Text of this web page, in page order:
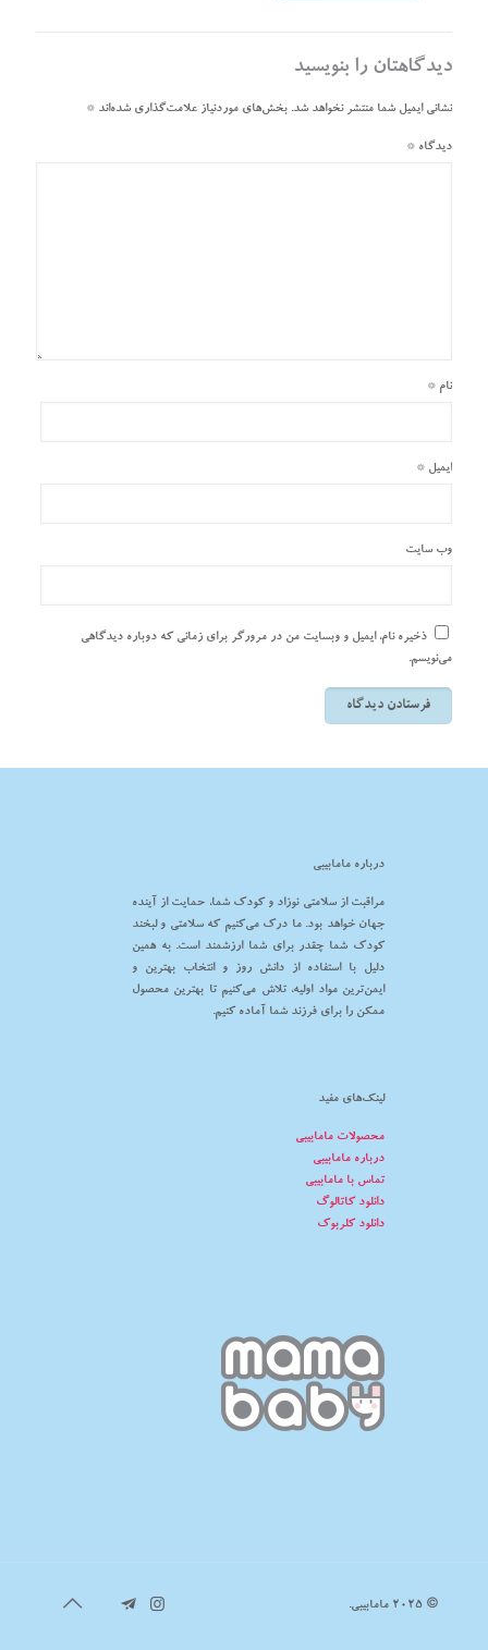
دیدگاهتان را بنویسید
نشانی ایمیل شما منتشر نخواهد شد. بخش‌های موردنیاز علامت‌گذاری شده‌اند *
دیدگاه *
نام *
ایمیل *
وب‌ سایت
ذخیره نام، ایمیل و وبسایت من در مرورگر برای زمانی که دوباره دیدگاهی
می‌نویسم.
درباره مامابیبی
مراقبت از سلامتی نوزاد و کودک شما، حمایت از آینده
جهان خواهد بود. ما درک می‌کنیم که سلامتی و لبخند
کودک شما چقدر برای شما ارزشمند است. به همین
دلیل با استفاده از دانش روز و انتخاب بهترین و
ایمن‌ترین مواد اولیه، تلاش می‌کنیم تا بهترین محصول
ممکن را برای فرزند شما آماده کنیم.
لینک‌های مفید
محصولات مامابیبی
درباره مامابیبی
تماس با مامابیبی
دانلود کاتالوگ
دانلود کلربوک
© 2025 مامابیبی.